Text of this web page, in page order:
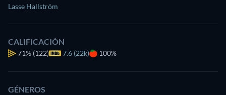
Lasse Hallström
CALIFICACIÓN
71% (122) 7.6 (22k) 100%
GÉNEROS